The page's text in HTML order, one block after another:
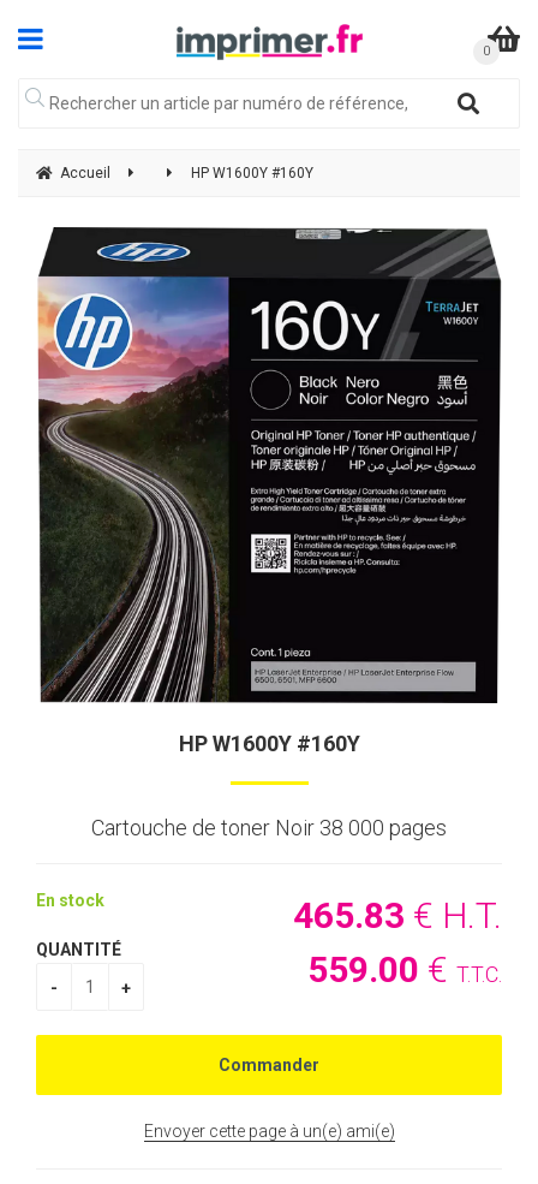
Accueil HP W1600Y #160Y
HP W1600Y #160Y
Cartouche de toner Noir 38 000 pages
465.83 € H.T.
559.00 € T.T.C.
En stock
QUANTITÉ
Envoyer cette page à un(e) ami(e)